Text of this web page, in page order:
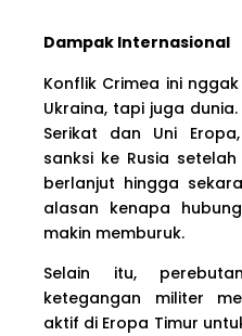
Dampak Internasional
Konflik Crimea ini
Ukraina, tapi juga
Serikat dan Uni
sanksi ke Rusia
berlanjut hingga
alasan kenapa
makin memburuk.
Selain itu,
ketegangan militer
aktif di Eropa Timur